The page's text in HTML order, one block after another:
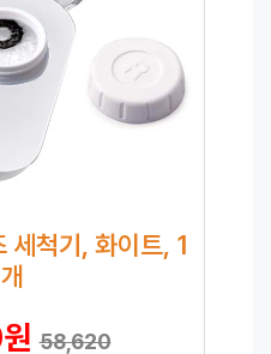
세척기, 화이트, 1
개
58,620